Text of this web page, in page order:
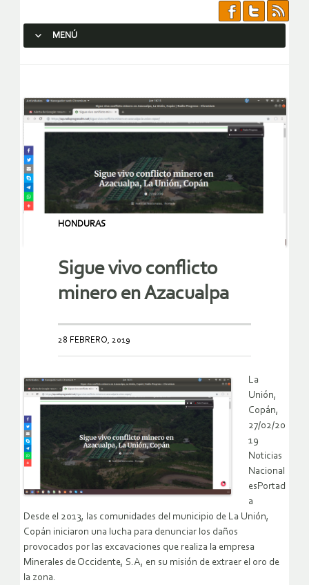
MENÚ
HONDURAS
Sigue vivo conflicto
minero en Azacualpa
28 FEBRERO, 2019
La
Unión,
Copán,
27/02/20
19
Noticias
Nacional
esPortad
a
Desde el 2013, las comunidades del municipio de La Unión,
Copán iniciaron una lucha para denunciar los daños
provocados por las excavaciones que realiza la empresa
Minerales de Occidente, S.A, en su misión de extraer el oro de
la zona.